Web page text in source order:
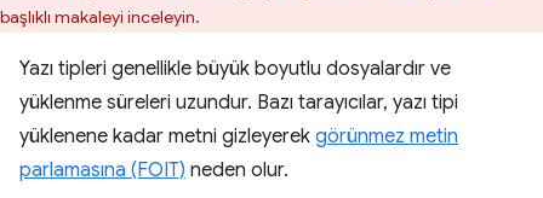
başlıklı makaleyi inceleyin.
Yazı tipleri genellikle büyük boyutlu dosyalardır ve
yüklenme süreleri uzundur. Bazı tarayıcılar, yazı tipi
yüklenene kadar metni gizleyerek görünmez metin
parlamasına (FOIT) neden olur.